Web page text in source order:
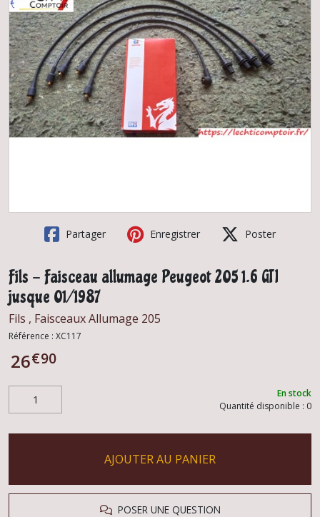
Partager Enregistrer Poster
Fils - Faisceau allumage Peugeot 205 1.6 GTI
jusque 01/1987
Fils , Faisceaux Allumage 205
Référence : XC117
26€90
En stock
Quantité disponible : 0
AJOUTER AU PANIER
POSER UNE QUESTION